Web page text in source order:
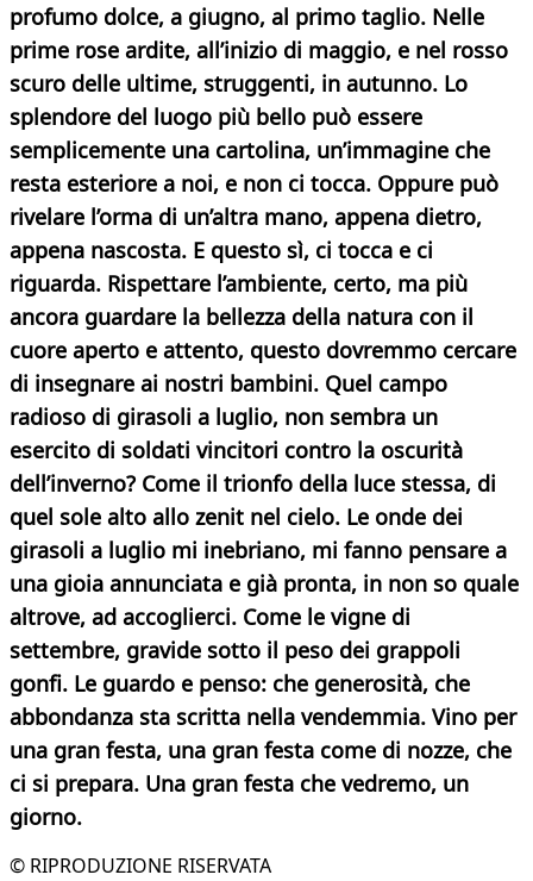
profumo dolce, a giugno, al primo taglio. Nelle
prime rose ardite, all’inizio di maggio, e nel rosso
scuro delle ultime, struggenti, in autunno. Lo
splendore del luogo più bello può essere
semplicemente una cartolina, un’immagine che
resta esteriore a noi, e non ci tocca. Oppure può
rivelare l’orma di un’altra mano, appena dietro,
appena nascosta. E questo sì, ci tocca e ci
riguarda. Rispettare l’ambiente, certo, ma più
ancora guardare la bellezza della natura con il
cuore aperto e attento, questo dovremmo cercare
di insegnare ai nostri bambini. Quel campo
radioso di girasoli a luglio, non sembra un
esercito di soldati vincitori contro la oscurità
dell’inverno? Come il trionfo della luce stessa, di
quel sole alto allo zenit nel cielo. Le onde dei
girasoli a luglio mi inebriano, mi fanno pensare a
una gioia annunciata e già pronta, in non so quale
altrove, ad accoglierci. Come le vigne di
settembre, gravide sotto il peso dei grappoli
gonfi. Le guardo e penso: che generosità, che
abbondanza sta scritta nella vendemmia. Vino per
una gran festa, una gran festa come di nozze, che
ci si prepara. Una gran festa che vedremo, un
giorno.
© RIPRODUZIONE RISERVATA